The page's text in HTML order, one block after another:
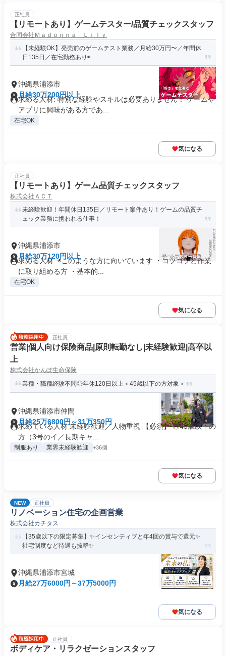
正社員
【リモートあり】ゲームテスター/品質チェックスタッフ
合同会社Ｍａｄｏｎｎａ Ｌｉｌｙ
【未経験OK】発売前のゲームテスト業務／月給30万円〜／年間休
日135日／在宅勤務あり◉
沖縄県浦添市
月給30万200円以上
求める人材: 特別な経験やスキルは必要ありません！ ゲームや
アプリに興味がある方であ...
在宅OK
気になる
正社員
【リモートあり】ゲーム品質チェックスタッフ
株式会社ＡＣＴ
未経験歓迎！年間休日135日／リモート案件あり！ゲームの品質チ
ェック業務に携われる仕事！
沖縄県浦添市
月給30万120円以上
求める人材: ◉このような方に向いています ・コツコツと作業
に取り組める方 ・基本的...
在宅OK
気になる
正社員
営業|個人向け保険商品|原則転勤なし|未経験歓迎|高卒以
上
株式会社かんぽ生命保険
業種・職種経験不問◎年休120日以上＜45歳以下の方対象＞
沖縄県浦添市仲間
月給25万6800円～31万350円
求めている人材 未経験歓迎／人物重視 【必須】 ◎45歳以下の
方（3号のイ／長期キャ...
制服あり 業界未経験歓迎 +36個
気になる
NEW 正社員
リノベーション住宅の企画営業
株式会社カチタス
【35歳以下の限定募集】✨インセンティブと年4回の賞与で還元✨
社宅制度など待遇も抜群✨
沖縄県浦添市宮城
月給27万6000円～37万5000円
気になる
正社員
ボディケア・リラクゼーションスタッフ